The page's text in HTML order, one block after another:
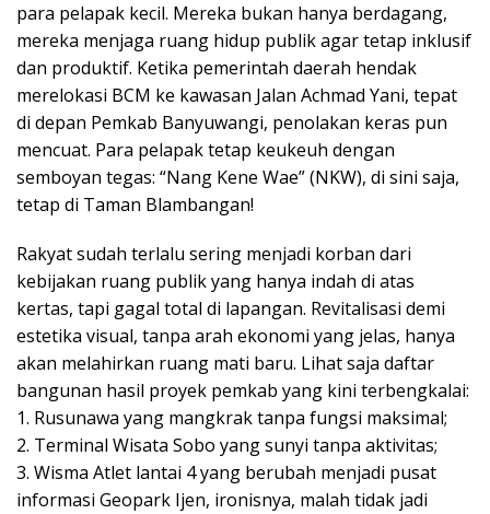
para pelapak kecil. Mereka bukan hanya berdagang,
mereka menjaga ruang hidup publik agar tetap inklusif
dan produktif. Ketika pemerintah daerah hendak
merelokasi BCM ke kawasan Jalan Achmad Yani, tepat
di depan Pemkab Banyuwangi, penolakan keras pun
mencuat. Para pelapak tetap keukeuh dengan
semboyan tegas: “Nang Kene Wae” (NKW), di sini saja,
tetap di Taman Blambangan!
Rakyat sudah terlalu sering menjadi korban dari
kebijakan ruang publik yang hanya indah di atas
kertas, tapi gagal total di lapangan. Revitalisasi demi
estetika visual, tanpa arah ekonomi yang jelas, hanya
akan melahirkan ruang mati baru. Lihat saja daftar
bangunan hasil proyek pemkab yang kini terbengkalai:
1. Rusunawa yang mangkrak tanpa fungsi maksimal;
2. Terminal Wisata Sobo yang sunyi tanpa aktivitas;
3. Wisma Atlet lantai 4 yang berubah menjadi pusat
informasi Geopark Ijen, ironisnya, malah tidak jadi